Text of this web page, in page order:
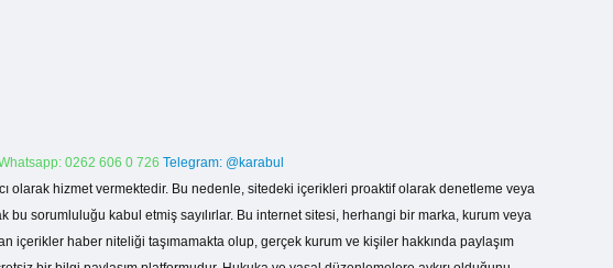
0262 606 0 726 Telegram: @karabul
olarak hizmet vermektedir. Bu nedenle, sitedeki içerikleri proaktif olarak denetleme veya
sorumluluğu kabul etmiş sayılırlar. Bu internet sitesi, herhangi bir marka, kurum veya
içerikler haber niteliği taşımamakta olup, gerçek kurum ve kişiler hakkında paylaşım